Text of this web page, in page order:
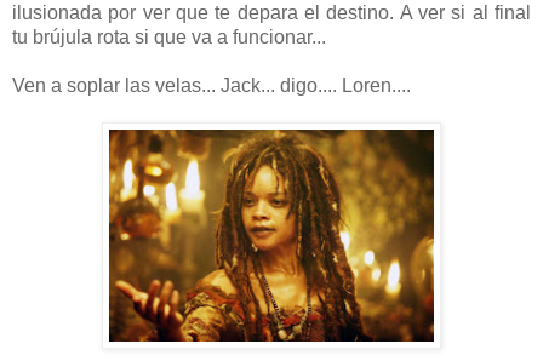
ilusionada por ver que te depara el destino. A ver si al final
tu brújula rota si que va a funcionar...
Ven a soplar las velas... Jack... digo.... Loren....